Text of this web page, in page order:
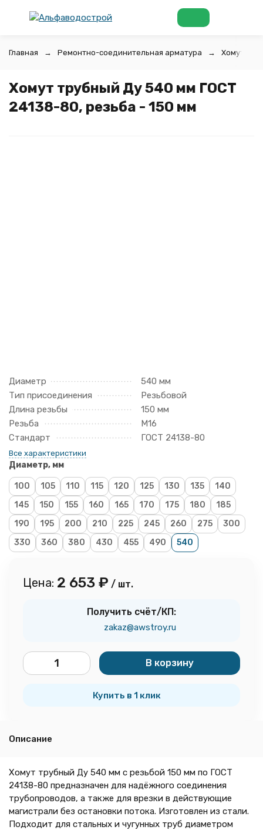
Главная Ремонтно-соединительная арматура Хомуты
Хомут трубный Ду 540 мм ГОСТ
24138-80, резьба - 150 мм
Диаметр
540 мм
Тип присоединения
Резьбовой
Длина резьбы
150 мм
Резьба
М16
Стандарт
ГОСТ 24138-80
Все характеристики
Диаметр, мм
100 105 110 115 120 125 130 135
140
145
150 155 160 165 170 175 180
185
190
195 200 210 225 245 260 275
300
330
360 380 430 455 490 540
Цена: 2 653 ₽ / шт.
Получить счёт/КП:
zakaz@awstroy.ru
В корзину
Купить в 1 клик
Описание
Хомут трубный Ду 540 мм с резьбой 150 мм по ГОСТ
24138-80 предназначен для надёжного соединения
трубопроводов, а также для врезки в действующие
магистрали без остановки потока. Изготовлен из стали.
Подходит для стальных и чугунных труб диаметром